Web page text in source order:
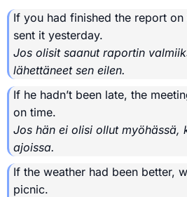
If you had finished the report
sent it yesterday.
Jos olisit saanut raportin
lähettäneet sen eilen.
If he hadn’t been late, the
on time.
Jos hän ei olisi ollut myöhässä,
ajoissa.
If the weather had been better,
picnic.